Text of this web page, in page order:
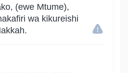
(ewe Mtume),
wa kikureishi